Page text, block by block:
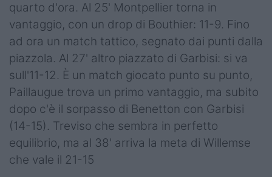
quarto d'ora. Al 25' Montpellier torna in
vantaggio, con un drop di Bouthier: 11-9. Fino
ad ora un match tattico, segnato dai punti dalla
piazzola. Al 27' altro piazzato di Garbisi: si va
sull'11-12. È un match giocato punto su punto,
Paillaugue trova un primo vantaggio, ma subito
dopo c'è il sorpasso di Benetton con Garbisi
(14-15). Treviso che sembra in perfetto
equilibrio, ma al 38' arriva la meta di Willemse
che vale il 21-15